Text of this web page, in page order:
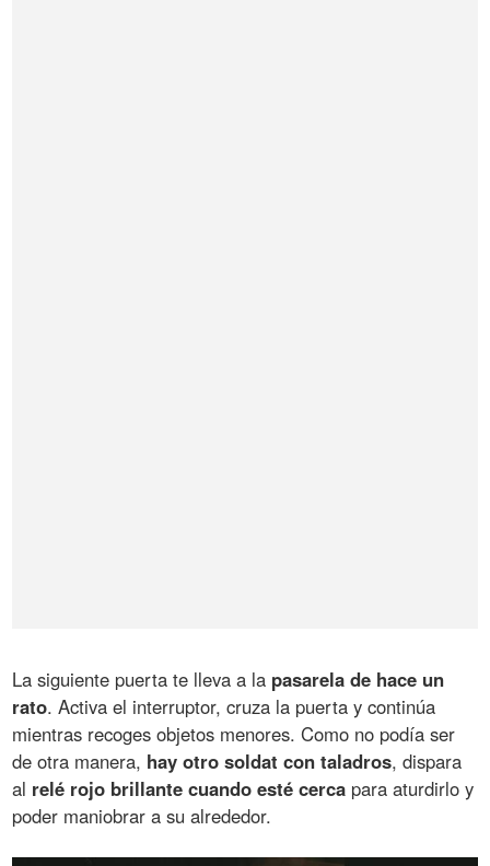
La siguiente puerta te lleva a la pasarela de hace un
rato. Activa el interruptor, cruza la puerta y continúa
mientras recoges objetos menores. Como no podía ser
de otra manera, hay otro soldat con taladros, dispara
al relé rojo brillante cuando esté cerca para aturdirlo y
poder maniobrar a su alrededor.